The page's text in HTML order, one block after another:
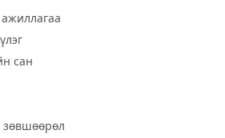
сан
зөвшөөрөл